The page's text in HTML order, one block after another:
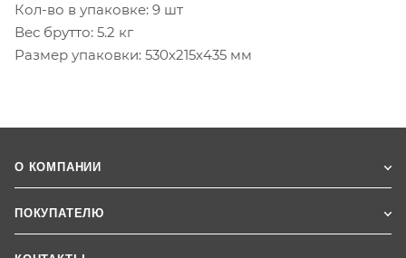
Кол-во в упаковке: 9 шт
Вес брутто: 5.2 кг
Размер упаковки: 530x215x435 мм
О КОМПАНИИ
ПОКУПАТЕЛЮ